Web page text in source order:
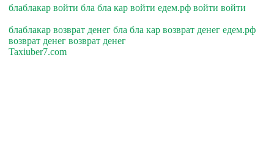
блаблакар войти бла бла кар войти едем.рф войти войти
блаблакар возврат денег бла бла кар возврат денег едем.рф
возврат денег возврат денег
Taxiuber7.com